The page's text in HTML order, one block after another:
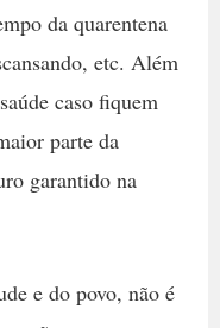
da quarentena
etc. Além
caso fiquem
parte da
garantido na
e do povo, não é